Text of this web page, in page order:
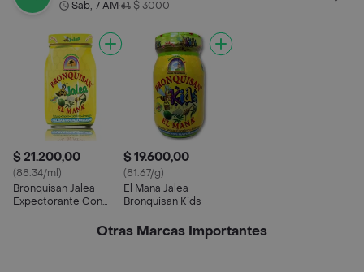
Sab, 7 AM• $ 3000
$ 21.200,00
(88.34/ml)
Bronquisan Jalea
Expectorante Con
$ 19.600,00
(81.67/g)
El Mana Jalea
Bronquisan Kids
Otras Marcas Importantes